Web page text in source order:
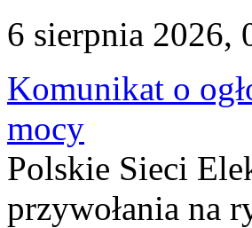
6 sierpnia 2026,
Komunikat o
mocy
Polskie Sieci
przywołania na